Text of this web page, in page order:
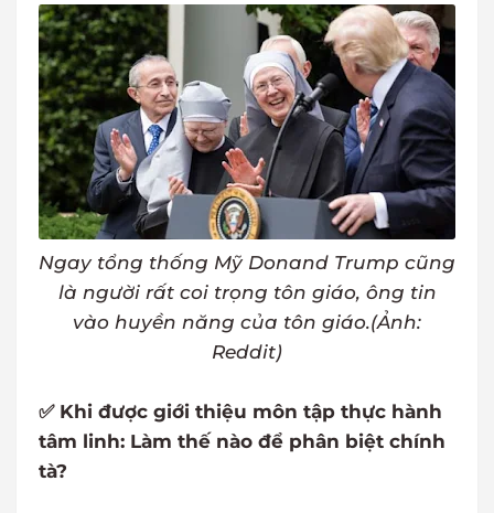
Ngay tổng thống Mỹ Donand Trump cũng
là người rất coi trọng tôn giáo, ông tin
vào huyền năng của tôn giáo.(Ảnh:
Reddit)
✅ Khi được giới thiệu môn tập thực hành
tâm linh: Làm thế nào để phân biệt chính
tà?